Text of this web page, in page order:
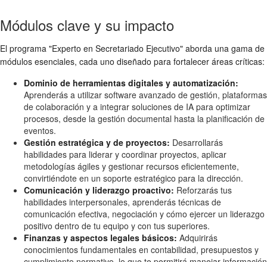
Módulos clave y su impacto
El programa "Experto en Secretariado Ejecutivo" aborda una gama de
módulos esenciales, cada uno diseñado para fortalecer áreas críticas:
Dominio de herramientas digitales y automatización:
Aprenderás a utilizar software avanzado de gestión, plataformas
de colaboración y a integrar soluciones de IA para optimizar
procesos, desde la gestión documental hasta la planificación de
eventos.
Gestión estratégica y de proyectos: Desarrollarás
habilidades para liderar y coordinar proyectos, aplicar
metodologías ágiles y gestionar recursos eficientemente,
convirtiéndote en un soporte estratégico para la dirección.
Comunicación y liderazgo proactivo: Reforzarás tus
habilidades interpersonales, aprenderás técnicas de
comunicación efectiva, negociación y cómo ejercer un liderazgo
positivo dentro de tu equipo y con tus superiores.
Finanzas y aspectos legales básicos: Adquirirás
conocimientos fundamentales en contabilidad, presupuestos y